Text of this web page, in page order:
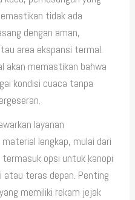
tidak ada
dengan aman,
area ekspansi termal.
akan memastikan bahwa
kondisi cuaca tanpa
layanan
lengkap, mulai dari
opsi untuk kanopi
teras depan. Penting
memiliki rekam jejak